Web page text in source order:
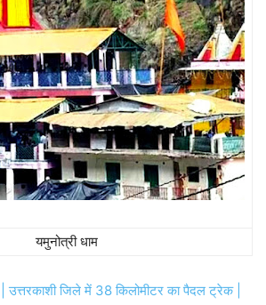
यमुनोत्री धाम
जिले में 38 किलोमीटर का पैदल ट्रेक |